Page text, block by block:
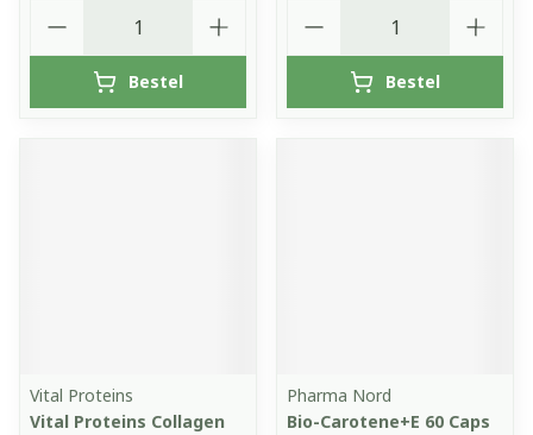
Bestel Bestel
Vital Proteins
Vital Proteins Collagen
Pharma Nord
Bio-Carotene+E 60 Caps